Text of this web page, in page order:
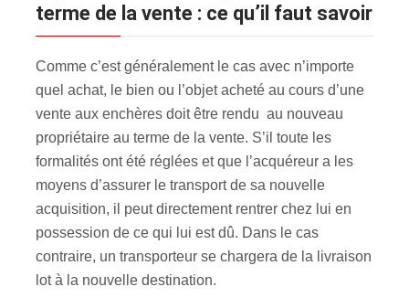
terme de la vente : ce qu’il faut savoir
Comme c’est généralement le cas avec n’importe
quel achat, le bien ou l’objet acheté au cours d’une
vente aux enchères doit être rendu au nouveau
propriétaire au terme de la vente. S’il toute les
formalités ont été réglées et que l’acquéreur a les
moyens d’assurer le transport de sa nouvelle
acquisition, il peut directement rentrer chez lui en
possession de ce qui lui est dû. Dans le cas
contraire, un transporteur se chargera de la livraison
lot à la nouvelle destination.